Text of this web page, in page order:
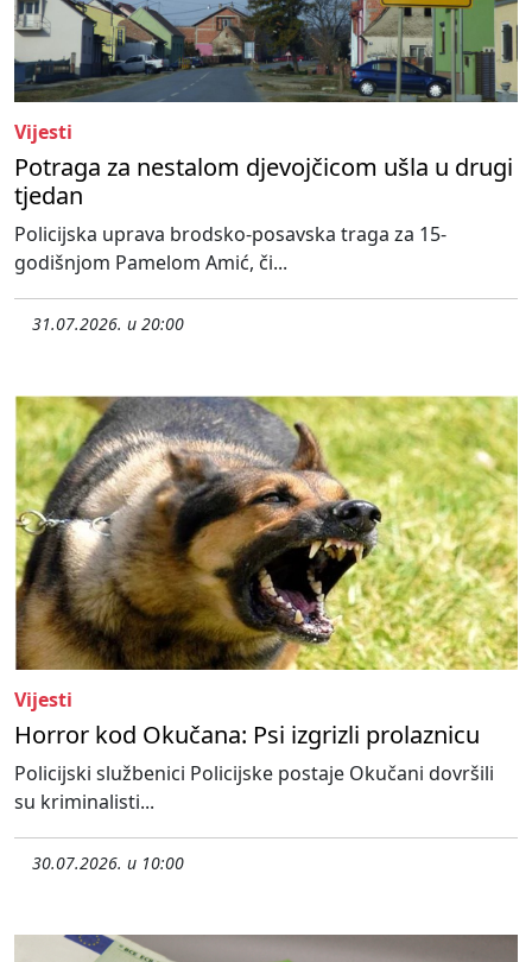
Vijesti
Potraga za nestalom djevojčicom ušla u drugi
tjedan
Policijska uprava brodsko-posavska traga za 15-
godišnjom Pamelom Amić, či...
31.07.2026. u 20:00
Vijesti
Horror kod Okučana: Psi izgrizli prolaznicu
Policijski službenici Policijske postaje Okučani dovršili
su kriminalisti...
30.07.2026. u 10:00